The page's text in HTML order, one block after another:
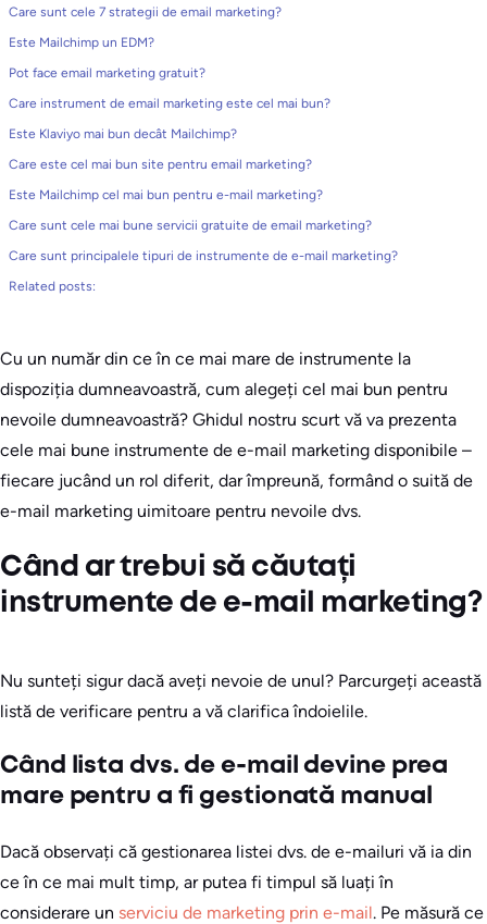
Care sunt cele 7 strategii de email marketing?
Este Mailchimp un EDM?
Pot face email marketing gratuit?
Care instrument de email marketing este cel mai bun?
Este Klaviyo mai bun decât Mailchimp?
Care este cel mai bun site pentru email marketing?
Este Mailchimp cel mai bun pentru e-mail marketing?
Care sunt cele mai bune servicii gratuite de email marketing?
Care sunt principalele tipuri de instrumente de e-mail marketing?
Related posts:
Cu un număr din ce în ce mai mare de instrumente la
dispoziția dumneavoastră, cum alegeți cel mai bun pentru
nevoile dumneavoastră? Ghidul nostru scurt vă va prezenta
cele mai bune instrumente de e-mail marketing disponibile –
fiecare jucând un rol diferit, dar împreună, formând o suită de
e-mail marketing uimitoare pentru nevoile dvs.
Când ar trebui să căutați
instrumente de e-mail marketing?
Nu sunteți sigur dacă aveți nevoie de unul? Parcurgeți această
listă de verificare pentru a vă clarifica îndoielile.
Când lista dvs. de e-mail devine prea
mare pentru a fi gestionată manual
Dacă observați că gestionarea listei dvs. de e-mailuri vă ia din
ce în ce mai mult timp, ar putea fi timpul să luați în
considerare un serviciu de marketing prin e-mail. Pe măsură ce